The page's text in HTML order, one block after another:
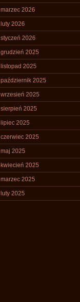
marzec 2026
luty 2026
styczeń 2026
grudzień 2025
listopad 2025
październik 2025
wrzesień 2025
sierpień 2025
lipiec 2025
czerwiec 2025
maj 2025
kwiecień 2025
marzec 2025
luty 2025